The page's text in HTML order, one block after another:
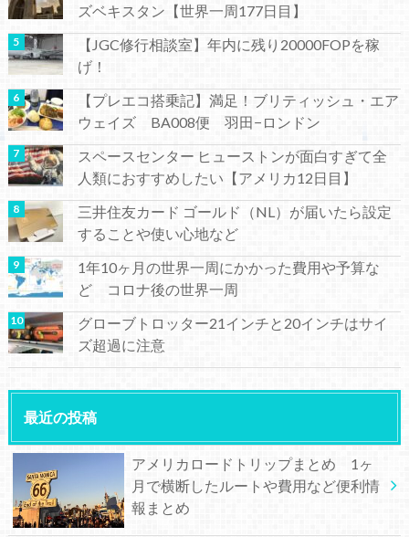
ズベキスタン【世界一周177日目】
【JGC修行相談室】年内に残り20000FOPを稼
げ！
【プレエコ搭乗記】満足！ブリティッシュ・エア
ウェイズ BA008便 羽田−ロンドン
スペースセンター ヒューストンが面白すぎて全
人類におすすめしたい【アメリカ12日目】
三井住友カード ゴールド（NL）が届いたら設定
することや使い心地など
1年10ヶ月の世界一周にかかった費用や予算な
ど コロナ後の世界一周
グローブトロッター21インチと20インチはサイ
ズ超過に注意
最近の投稿
アメリカロードトリップまとめ 1ヶ
月で横断したルートや費用など便利情
報まとめ